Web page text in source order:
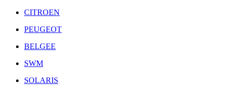
CITROEN
PEUGEOT
BELGEE
SWM
SOLARIS